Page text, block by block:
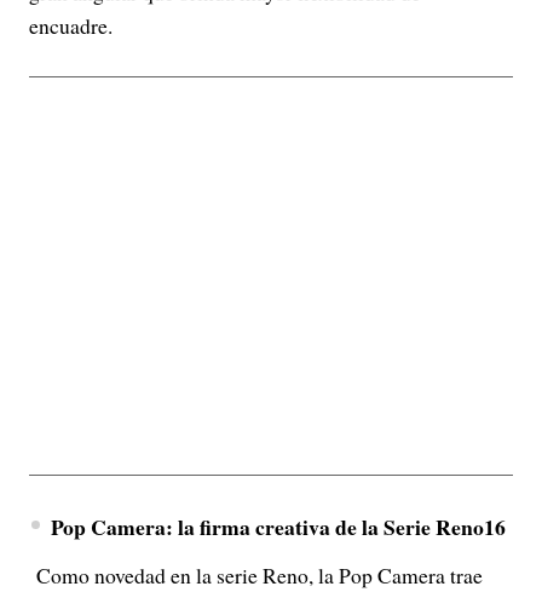
encuadre.
Pop Camera: la firma creativa de la Serie Reno16
Como novedad en la serie Reno, la Pop Camera trae